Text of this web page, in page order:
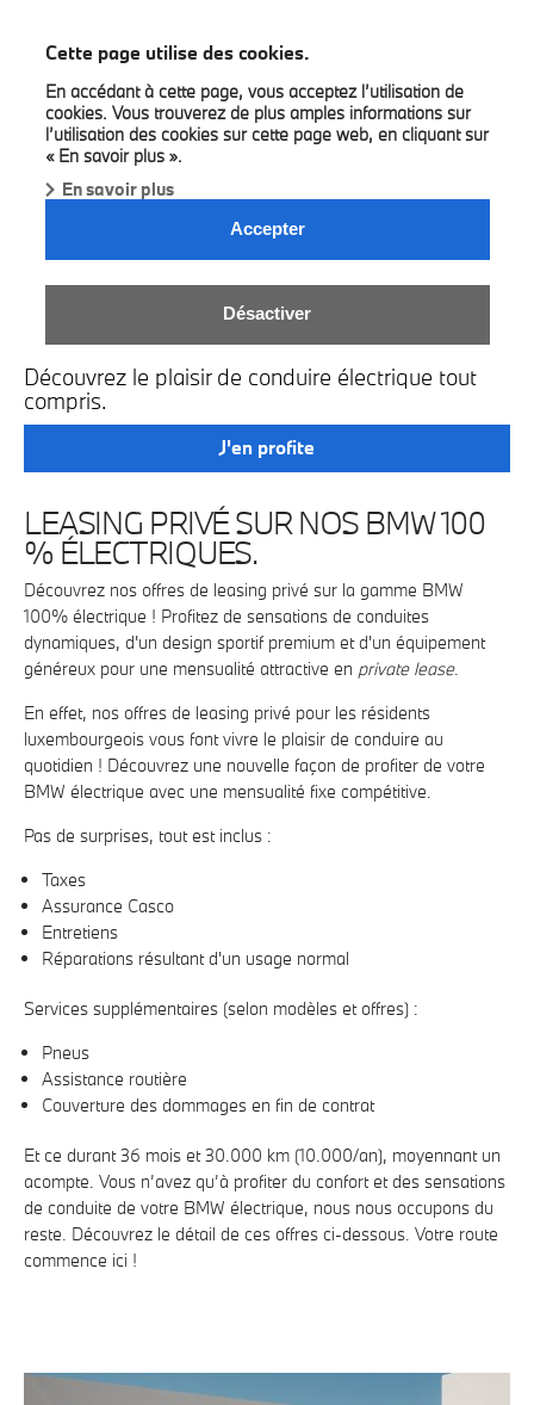
Cette page utilise des cookies.
En accédant à cette page, vous acceptez l’utilisation de
cookies. Vous trouverez de plus amples informations sur
l’utilisation des cookies sur cette page web, en cliquant sur
« En savoir plus ».
En savoir plus
Accepter
Désactiver
LEASING PRIVÉ BMW
ÉLECTRIQUES.
Découvrez le plaisir de conduire électrique tout
compris.
J'en profite
LEASING PRIVÉ SUR NOS BMW 100
% ÉLECTRIQUES.
Découvrez nos offres de leasing privé sur la gamme BMW
100% électrique ! Profitez de sensations de conduites
dynamiques, d'un design sportif premium et d'un équipement
généreux pour une mensualité attractive en private lease.
En effet, nos offres de leasing privé pour les résidents
luxembourgeois vous font vivre le plaisir de conduire au
quotidien ! Découvrez une nouvelle façon de profiter de votre
BMW électrique avec une mensualité fixe compétitive.
Pas de surprises, tout est inclus :
Taxes
Assurance Casco
Entretiens
Réparations résultant d'un usage normal
Services supplémentaires (selon modèles et offres) :
Pneus
Assistance routière
Couverture des dommages en fin de contrat
Et ce durant 36 mois et 30.000 km (10.000/an), moyennant un
acompte. Vous n’avez qu’à profiter du confort et des sensations
de conduite de votre BMW électrique, nous nous occupons du
reste. Découvrez le détail de ces offres ci-dessous. Votre route
commence ici !